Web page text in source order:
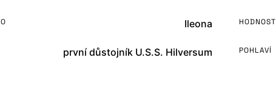
Ileona HODNOST
první důstojník U.S.S. Hilversum POHLAVÍ